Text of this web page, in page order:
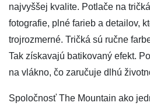
najvyššej kvalite. Potlače na
fotografie, plné farieb a detailov,
trojrozmerné. Tričká sú ručne
Tak získavajú batikovaný efekt.
na vlákno, čo zaručuje dlhú
Spoločnosť The Mountain ako